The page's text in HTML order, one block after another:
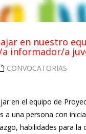
en nuestro
a informador/a
CONVOCATORIAS
en el equipo de
a una persona con
habilidades para la